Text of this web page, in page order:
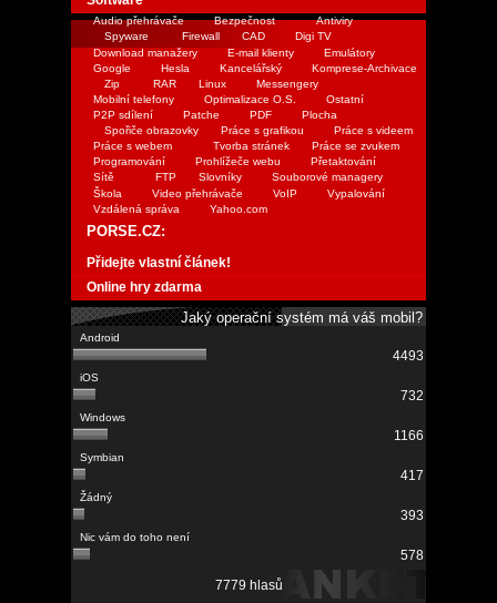
Audio přehrávače Bezpečnost
Antiviry
Spyware
Firewall CAD
Digi TV
Download manažery
E-mail klienty
Emulátory
Google
Hesla Kancelářský
Komprese-Archivace
Zip
RAR Linux
Messengery
Mobilní telefony
Optimalizace O.S.
Ostatní
P2P sdílení
Patche PDF
Plocha
Spořiče obrazovky
Práce s grafikou
Práce s videem
Práce s webem
Tvorba stránek
Práce se zvukem
Programování
Prohlížeče webu
Přetaktování
Sítě
FTP Slovníky
Souborové managery
Škola
Video přehrávače VoIP
Vypalování
Vzdálená správa
Yahoo.com
PORSE.CZ:
Přidejte vlastní článek!
Online hry zdarma
Jaký operační systém má váš mobil?
4493
732
1166
417
393
578
7779 hlasů